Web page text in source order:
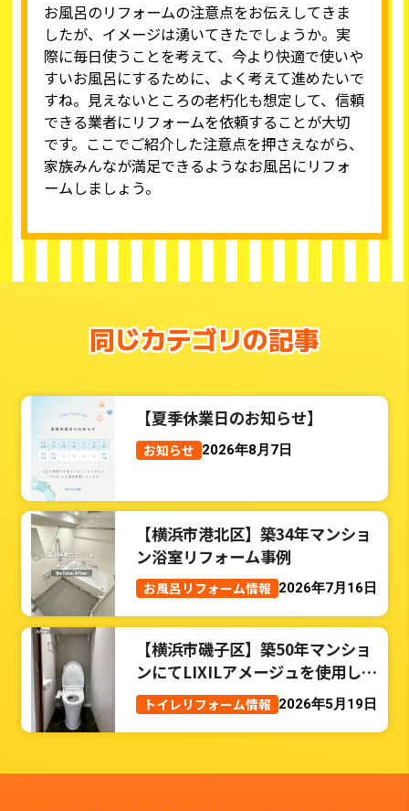
お風呂のリフォームの注意点をお伝えしてきま
したが、イメージは湧いてきたでしょうか。実
際に毎日使うことを考えて、今より快適で使いや
すいお風呂にするために、よく考えて進めたいで
すね。見えないところの老朽化も想定して、信頼
できる業者にリフォームを依頼することが大切
です。ここでご紹介した注意点を押さえながら、
家族みんなが満足できるようなお風呂にリフォ
ームしましょう。
同じカテゴリの記事
【夏季休業日のお知らせ】
お知らせ 2026年8月7日
【横浜市港北区】築34年マンショ
ン浴室リフォーム事例
お風呂リフォーム情報 2026年7月16日
【横浜市磯子区】築50年マンショ
ンにてLIXILアメージュを使用した
トイレリフォーム事例
トイレリフォーム情報 2026年5月19日